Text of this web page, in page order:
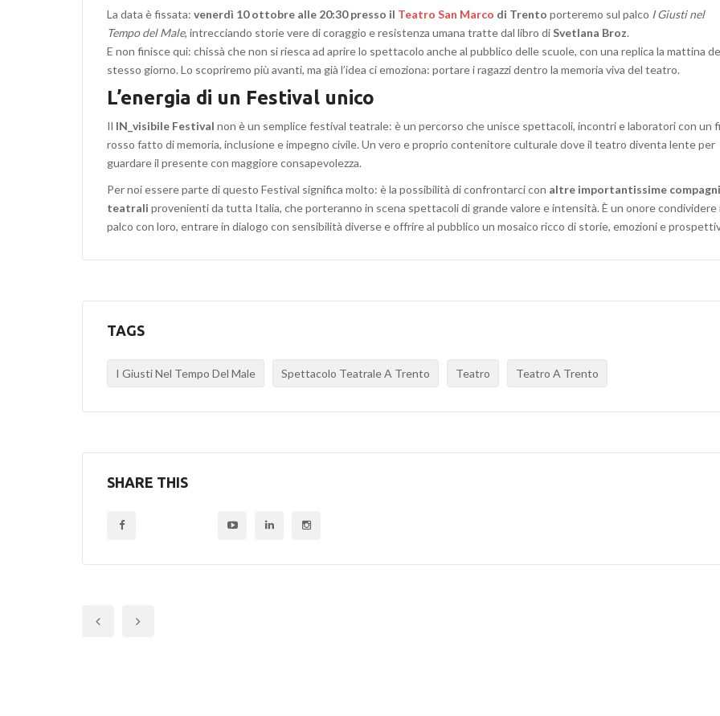
La data è fissata: venerdì 10 ottobre alle 20:30 presso il Teatro San Marco di Trento porteremo sul palco I Giusti nel
Tempo del Male, intrecciando storie vere di coraggio e resistenza umana tratte dal libro diSvetlana Broz.
E non finisce qui: chissà che non si riesca ad aprire lo spettacolo anche al pubblico delle scuole, con una replica la mattina
stesso giorno. Lo scopriremo più avanti, ma già l’idea ci emoziona: portare i ragazzi dentro la memoria viva del teatro.
L’energia di un Festival unico
Il IN_visibile Festival non è un semplice festival teatrale: è un percorso che unisce spettacoli, incontri e laboratori con un
rosso fatto di memoria, inclusione e impegno civile. Un vero e proprio contenitore culturale dove il teatro diventa lente per
guardare il presente con maggiore consapevolezza.
Per noi essere parte di questo Festival significa molto: è la possibilità di confrontarci con altre importantissime
teatrali provenienti da tutta Italia, che porteranno in scena spettacoli di grande valore e intensità. È un onore condividere
palco con loro, entrare in dialogo con sensibilità diverse e offrire al pubblico un mosaico ricco di storie, emozioni e
TAGS
I Giusti Nel Tempo Del Male Spettacolo Teatrale A Trento Teatro Teatro A Trento
SHARE THIS